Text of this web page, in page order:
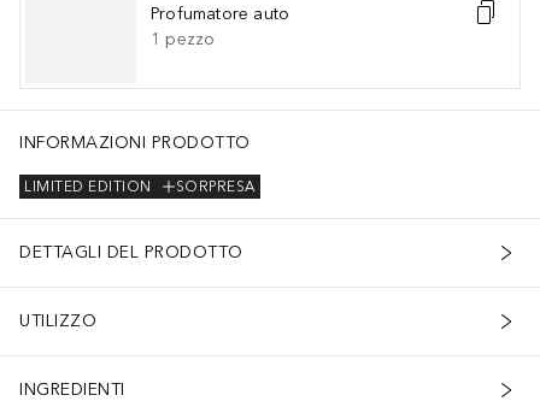
Profumatore auto
1 pezzo
INFORMAZIONI PRODOTTO
SORPRESA
LIMITED EDITION
DETTAGLI DEL PRODOTTO
UTILIZZO
INGREDIENTI